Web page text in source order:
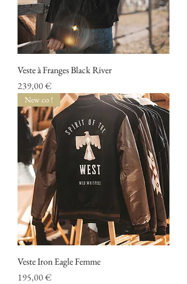
Veste à Franges Black River
Prix
239,00 €
New co !
Veste Iron Eagle Femme
Prix
195,00 €